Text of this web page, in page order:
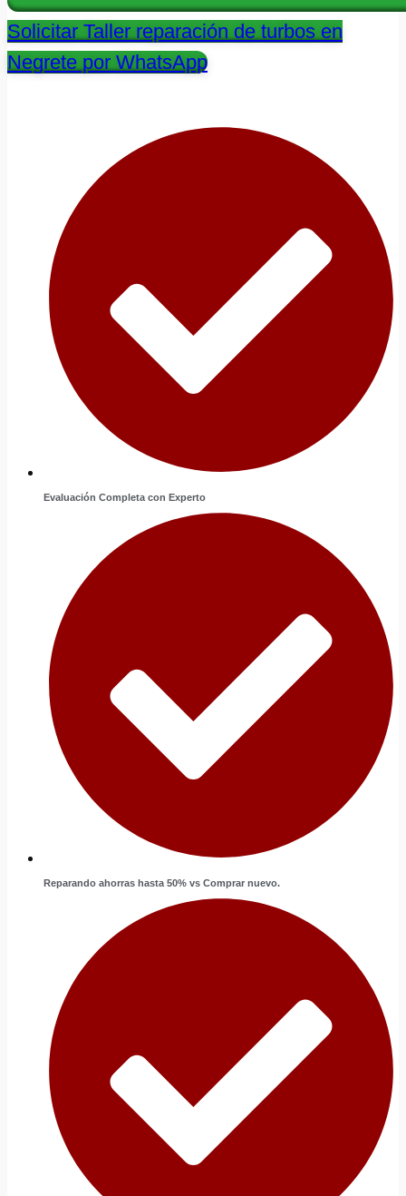
Solicitar Taller reparación de turbos en
Negrete por WhatsApp
Evaluación Completa con Experto
Reparando ahorras hasta 50% vs Comprar nuevo.